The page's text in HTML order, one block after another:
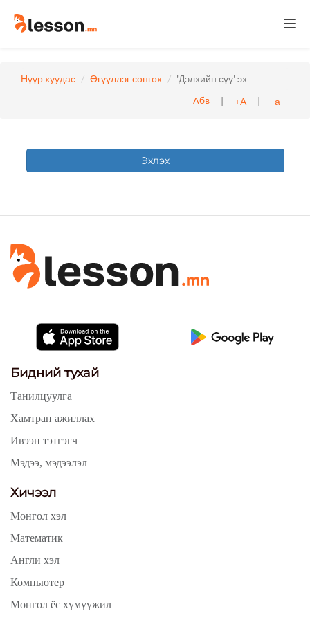
Нүүр хуудас Өгүүллэг сонгох 'Дэлхийн сүү' эх
Абв | +А | -а
Эхлэх
Бидний тухай
Танилцуулга
Хамтран ажиллах
Ивээн тэтгэгч
Мэдээ, мэдээлэл
Хичээл
Монгол хэл
Математик
Англи хэл
Компьютер
Монгол ёс хүмүүжил